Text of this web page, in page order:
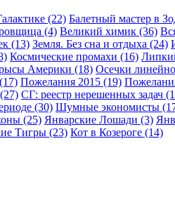
(22) Балетный мастер в
(4) Великий химик (36)
(13) Земля. Без сна и отдыха (24)
Космические промахи (16)
Америки (18) Осечки
Пожелания 2015 (19)
СГ: реестр нерешенных задач
(30) Шумные экономисты
(25) Январские Лошади (3)
Тигры (23) Кот в Козероге (14)